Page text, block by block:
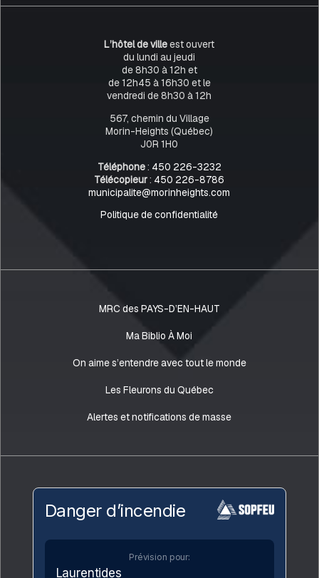
L’hôtel de villeest ouvert
du lundi au jeudi
de 8h30 à 12h et
de 12h45 à 16h30 et le
vendredi de 8h30 à 12h
567, chemin du Village
Morin-Heights (Québec)
J0R 1H0
Téléphone: 450 226-3232
Télécopieur: 450 226-8786
municipalite@morinheights.com
Politique de confidentialité
MRC des PAYS-D’EN-HAUT
Ma Biblio À Moi
On aime s’entendre avec tout le monde
Les Fleurons du Québec
Alertes et notifications de masse
Danger d’incendie
Prévision pour:
Laurentides